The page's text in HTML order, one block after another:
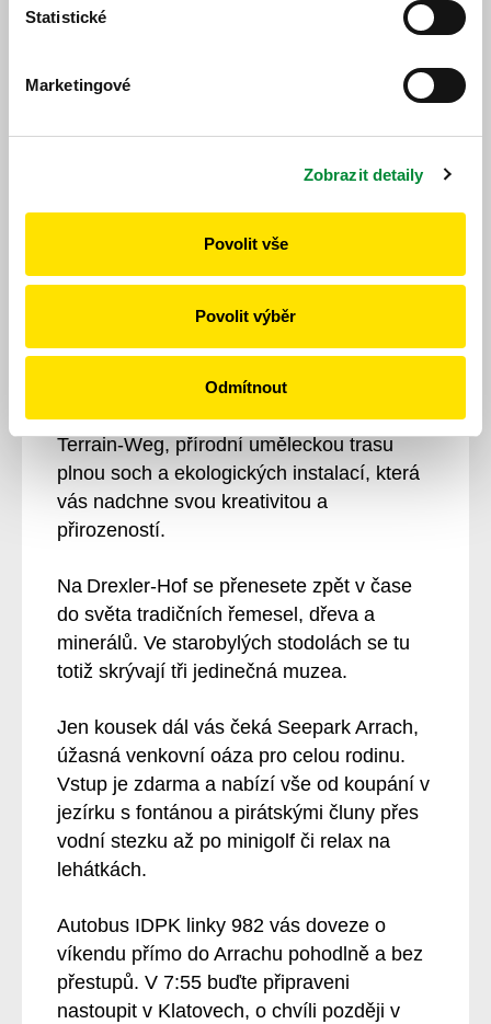
Statistické
Marketingové
Zobrazit detaily
Povolit vše
Povolit výběr
Odmítnout
procházkou cca 1,5 km k začátku okružní
Arrach – muzea + vřesoviště
V malebném městečku Arrach na vás
dýchne duše Bavorského lesa. Nejprve si
dopřejte procházku klidným vřesovištěm
Arracher Moor. Pak se vydejte na Klima-
Terrain-Weg, přírodní uměleckou trasu
plnou soch a ekologických instalací, která
vás nadchne svou kreativitou a
přirozeností.
Na Drexler-Hof se přenesete zpět v čase
do světa tradičních řemesel, dřeva a
minerálů. Ve starobylých stodolách se tu
totiž skrývají tři jedinečná muzea.
Jen kousek dál vás čeká Seepark Arrach,
úžasná venkovní oáza pro celou rodinu.
Vstup je zdarma a nabízí vše od koupání v
jezírku s fontánou a pirátskými čluny přes
vodní stezku až po minigolf či relax na
lehátkách.
Autobus IDPK linky 982 vás doveze o
víkendu přímo do Arrachu pohodlně a bez
přestupů. V 7:55 buďte připraveni
nastoupit v Klatovech, o chvíli později v